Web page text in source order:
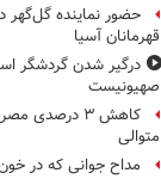
حضور نماینده
قهرمانان آسیا
درگیر شدن گردشگر
صهیونیست
کاهش ۳
متوالی
مداح جوانی که در